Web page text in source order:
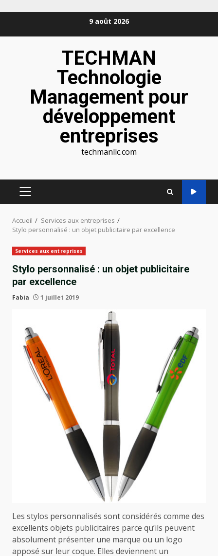
9 août 2026
TECHMAN
Technologie
Management pour
développement
entreprises
techmanllc.com
MENU
Accueil
Services aux entreprises
Stylo personnalisé : un objet publicitaire par excellence
Services aux entreprises
Stylo personnalisé : un objet publicitaire
par excellence
Fabia 1 juillet 2019
Les stylos personnalisés sont considérés comme des
excellents objets publicitaires parce qu’ils peuvent
absolument présenter une marque ou un logo
apposé sur leur coque. Elles deviennent un